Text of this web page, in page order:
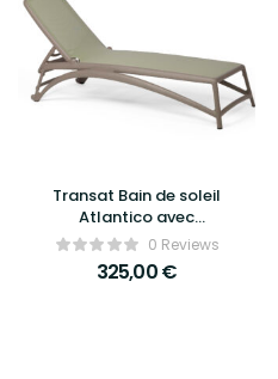
Transat Bain de soleil
Atlantico avec
roulettes – Nardi
0 Reviews
325,00€